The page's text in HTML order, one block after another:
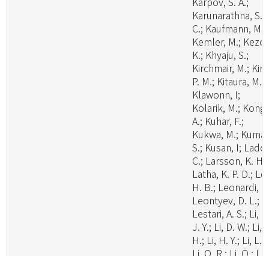
Karunarathna, S.
C.; Kaufmann, M.;
Kemler, M.; Kezo,
K.; Khyaju, S.;
Kirchmair, M.;
P. M.; Kitaura, M.
Klawonn, I;
Kolarik, M.; Kong,
A.; Kuhar, F.;
Kukwa, M.;
S.; Kusan, I; Lado,
C.; Larsson, K. H.;
Latha, K. P. D.;
H. B.; Leonardi,
Leontyev, D. L.;
Lestari, A. S.; Li,
J. Y.; Li, D. W.; Li,
H.; Li, H. Y.; Li, L.;
Li, Q. R.; Li, Q.; Li,